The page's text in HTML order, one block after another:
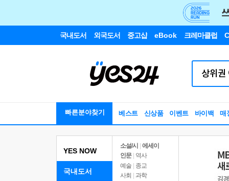
국내도서 외국도서 중고샵 eBook 크레마클럽
빠른분야찾기 베스트 신상품 이벤트 바이백 매
YES NOW
국내도서
소설/시
에세이
인문
역사
예술 | 종교
사회 | 과학